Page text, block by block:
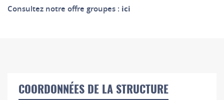
Consultez notre offre groupes : ici
COORDONNÉES DE LA STRUCTURE